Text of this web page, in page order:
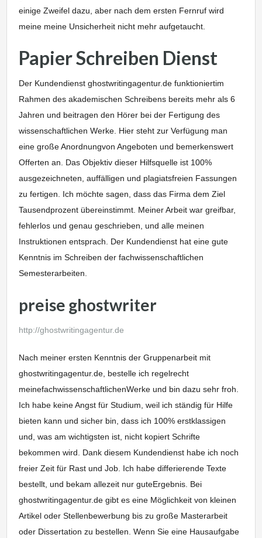
einige Zweifel dazu, aber nach dem ersten Fernruf wird
meine meine Unsicherheit nicht mehr aufgetaucht.
Papier Schreiben Dienst
Der Kundendienst ghostwritingagentur.de funktioniertim
Rahmen des akademischen Schreibens bereits mehr als 6
Jahren und beitragen den Hörer bei der Fertigung des
wissenschaftlichen Werke. Hier steht zur Verfügung man
eine große Anordnungvon Angeboten und bemerkenswert
Offerten an. Das Objektiv dieser Hilfsquelle ist 100%
ausgezeichneten, auffälligen und plagiatsfreien Fassungen
zu fertigen. Ich möchte sagen, dass das Firma dem Ziel
Tausendprozent übereinstimmt. Meiner Arbeit war greifbar,
fehlerlos und genau geschrieben, und alle meinen
Instruktionen entsprach. Der Kundendienst hat eine gute
Kenntnis im Schreiben der fachwissenschaftlichen
Semesterarbeiten.
preise ghostwriter
http://ghostwritingagentur.de
Nach meiner ersten Kenntnis der Gruppenarbeit mit
ghostwritingagentur.de, bestelle ich regelrecht
meinefachwissenschaftlichenWerke und bin dazu sehr froh.
Ich habe keine Angst für Studium, weil ich ständig für Hilfe
bieten kann und sicher bin, dass ich 100% erstklassigen
und, was am wichtigsten ist, nicht kopiert Schrifte
bekommen wird. Dank diesem Kundendienst habe ich noch
freier Zeit für Rast und Job. Ich habe differierende Texte
bestellt, und bekam allezeit nur guteErgebnis. Bei
ghostwritingagentur.de gibt es eine Möglichkeit von kleinen
Artikel oder Stellenbewerbung bis zu große Masterarbeit
oder Dissertation zu bestellen. Wenn Sie eine Hausaufgabe